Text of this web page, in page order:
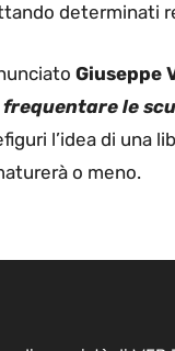
determinati
Giuseppe
le
l’idea di una
o meno.